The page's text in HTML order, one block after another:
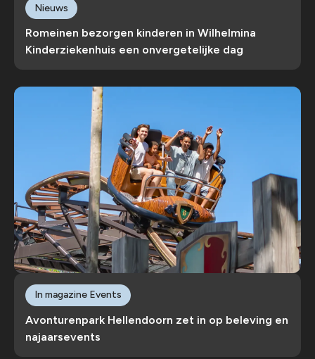
Romeinen bezorgen kinderen in Wilhelmina
Kinderziekenhuis een onvergetelijke dag
Nieuws
Avonturenpark Hellendoorn zet in op beleving en
najaarsevents
In magazine Events